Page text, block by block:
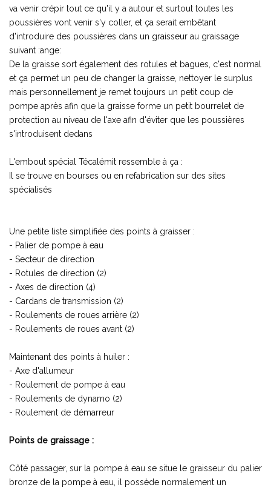
va venir crépir tout ce qu'il y a autour et surtout toutes les
poussières vont venir s'y coller, et ça serait embêtant
d'introduire des poussières dans un graisseur au graissage
suivant :ange:
De la graisse sort également des rotules et bagues, c'est normal
et ça permet un peu de changer la graisse, nettoyer le surplus
mais personnellement je remet toujours un petit coup de
pompe après afin que la graisse forme un petit bourrelet de
protection au niveau de l'axe afin d'éviter que les poussières
s'introduisent dedans
L'embout spécial Técalémit ressemble à ça :
Il se trouve en bourses ou en refabrication sur des sites
spécialisés
Une petite liste simplifiée des points à graisser :
- Palier de pompe à eau
- Secteur de direction
- Rotules de direction (2)
- Axes de direction (4)
- Cardans de transmission (2)
- Roulements de roues arrière (2)
- Roulements de roues avant (2)
Maintenant des points à huiler :
- Axe d'allumeur
- Roulement de pompe à eau
- Roulements de dynamo (2)
- Roulement de démarreur
Points de graissage :
Côté passager, sur la pompe à eau se situe le graisseur du palier
bronze de la pompe à eau, il possède normalement un